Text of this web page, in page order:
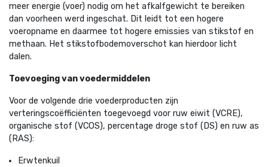
meer energie (voer) nodig om het afkalfgewicht te bereiken
dan voorheen werd ingeschat. Dit leidt tot een hogere
voeropname en daarmee tot hogere emissies van stikstof en
methaan. Het stikstofbodemoverschot kan hierdoor licht
dalen.
Toevoeging van voedermiddelen
Voor de volgende drie voederproducten zijn
verteringscoëfficiënten toegevoegd voor ruw eiwit (VCRE),
organische stof (VCOS), percentage droge stof (DS) en ruw as
(RAS):
Erwtenkuil